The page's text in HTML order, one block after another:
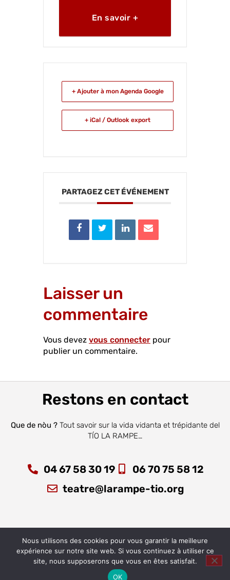
En savoir +
+ Ajouter à mon Agenda Google
+ iCal / Outlook export
PARTAGEZ CET ÉVÉNEMENT
Laisser un
commentaire
Vous devez vous connecter pour
publier un commentaire.
Restons en contact
Que de nòu ?Tout savoir sur la vida vidanta et trépidante del
TÍO LA RAMPE…
04 67 58 30 19
06 70 75 58 12
teatre@larampe-tio.org
Copyright 2026 © La Rampe Tio I Crédit : Webmaster WordPress
Montpellier
Nous utilisons des cookies pour vous garantir la meilleure
expérience sur notre site web. Si vous continuez à utiliser ce
site, nous supposerons que vous en êtes satisfait.
OK